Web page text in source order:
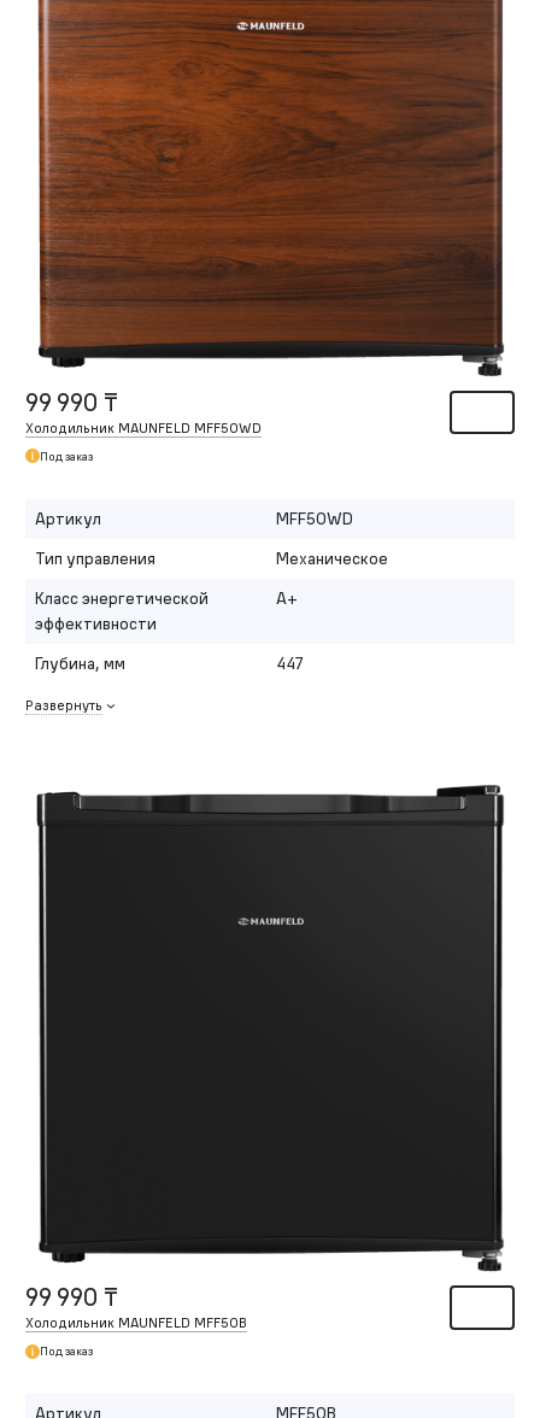
99 990 ₸
Холодильник MAUNFELD MFF50WD
Под заказ
Артикул
MFF50WD
Тип управления
Механическое
Класс энергетической
эффективности
A+
Глубина, мм 447
Развернуть
99 990 ₸
Холодильник MAUNFELD MFF50B
Под заказ